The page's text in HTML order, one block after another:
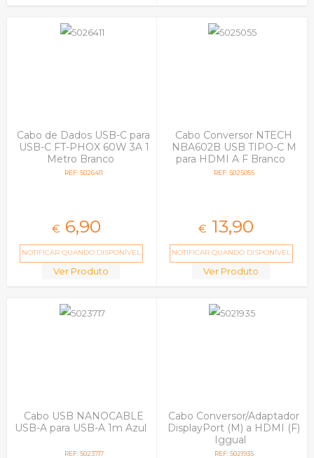
Cabo de Dados USB-C para
USB-C FT-PHOX 60W 3A 1
Metro Branco
REF: 5026411
€ 6,90
NOTIFICAR QUANDO DISPONÍVEL
Ver Produto
Cabo Conversor NTECH
NBA602B USB TIPO-C M
para HDMI A F Branco
REF: 5025055
€ 13,90
NOTIFICAR QUANDO DISPONÍVEL
Ver Produto
Cabo USB NANOCABLE
USB-A para USB-A 1m Azul
REF: 5023717
Cabo Conversor/Adaptador
DisplayPort (M) a HDMI (F)
Iggual
REF: 5021935